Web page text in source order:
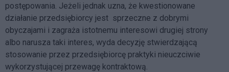
postępowania. Jeżeli jednak uzna, że kwestionowane
działanie przedsiębiorcy jest sprzeczne z dobrymi
obyczajami i zagraża istotnemu interesowi drugiej strony
albo narusza taki interes, wyda decyzję stwierdzającą
stosowanie przez przedsiębiorcę praktyki nieuczciwie
wykorzystującej przewagę kontraktową.